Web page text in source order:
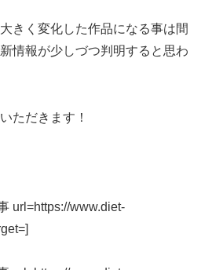
きく変化した作品になる事は間
情報が少しづつ判明すると思わ
ただきます！
url=https://www.diet-